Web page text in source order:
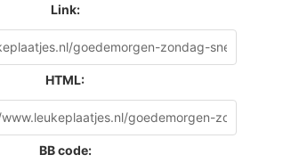
Link:
HTML:
BB code: